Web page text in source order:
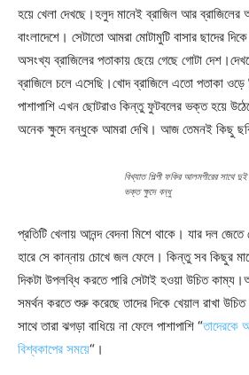
হয়ে খেলা দেখছে।হলুদ মানেই ব্রাজিল আর
বাংলাদেশে। সেটাতো আমরা মোটামুটি বাসার ছাদের
অসংখ্য ব্রাজিলের পতাকায় ছেয়ে গেছে গোটা
ব্রাজিলে চলে এসেছি।খোদ ব্রাজিলে এতো পতাকা
পাশাপাশি এখন ছোটরাও কিন্তু ফুটবলের ভক্ত হয়ে
অনেক ক্ষুদে বন্ধুকে আমরা দেখি। আজ তেমনই কিছু
বিখ্যাত শিল্পী ফকির আলমগীরের সাথে দুই
ভক্ত ক্ষুদে বন্ধু
প্রতিটি খেলায় আনন্দ বেদনা মিশে থাকে। যার দল
হারে সে কান্নায় চোখে জল ফেলে। কিন্তু সব কিছুর
দিকটা উপলব্ধি করতে পারি সেটাই হওয়া উচিত
সমর্থন করতে শুরু করেছে তাদের দিকে খেয়াল রাখা
সাথে তারা ঝগড়া বাধিয়ে না ফেলে পাশাপাশি “তাদেরকে
বিশ্বকাপের সময়ে“।